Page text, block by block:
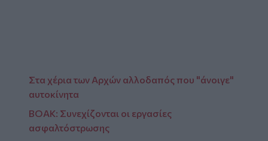
Στα χέρια των Αρχών αλλοδαπός που "άνοιγε"
αυτοκίνητα
ΒΟΑΚ: Συνεχίζονται οι εργασίες
ασφαλτόστρωσης